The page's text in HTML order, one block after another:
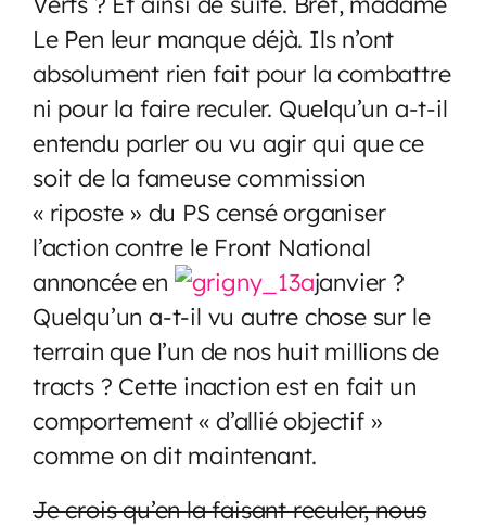
Le Pen leur manque déjà. Ils n’ont
absolument rien fait pour la combattre
ni pour la faire reculer. Quelqu’un a-t-il
entendu parler ou vu agir qui que ce
soit de la fameuse commission
« riposte » du PS censé organiser
l’action contre le Front National
annoncée en
janvier ?
Quelqu’un a-t-il vu autre chose sur le
terrain que l’un de nos huit millions de
tracts ? Cette inaction est en fait un
comportement « d’allié objectif »
comme on dit maintenant.
Je crois qu’en la faisant reculer, nous